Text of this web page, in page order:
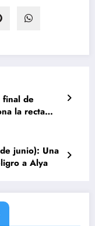
final de
la recta
de junio): Una
a Alya